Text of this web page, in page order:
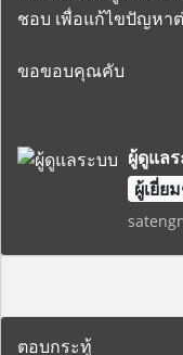
ชอบ เพื่อแก้ไขปัญหา
ขอขอบคุณคับ
ผู้ดูแล
ผู้เยี่ย
ตอบกระทู้